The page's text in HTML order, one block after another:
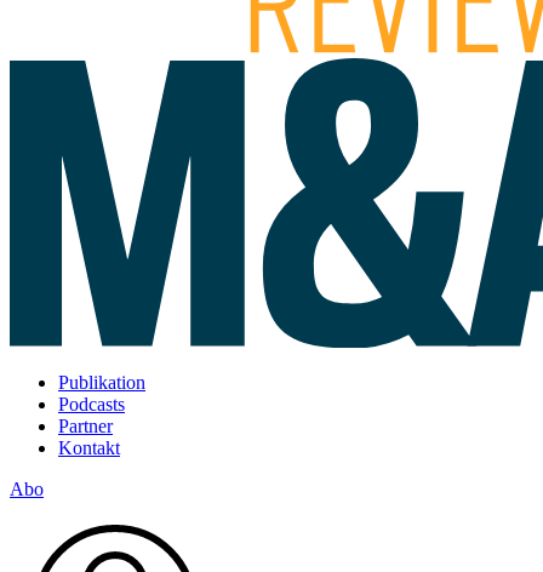
Publikation
Podcasts
Partner
Kontakt
Abo